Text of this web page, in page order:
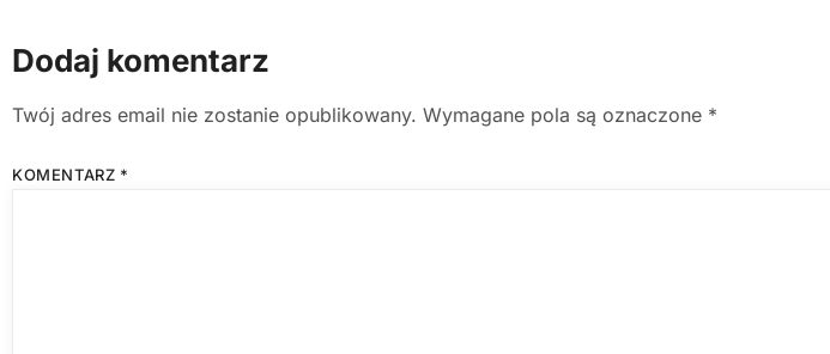
Dodaj komentarz
Twój adres email nie zostanie opublikowany. Wymagane pola są oznaczone *
KOMENTARZ *